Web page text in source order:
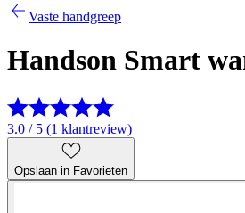
Vaste handgreep
Handson Smart
3.0 / 5 (1 klantreview)
Opslaan in Favorieten